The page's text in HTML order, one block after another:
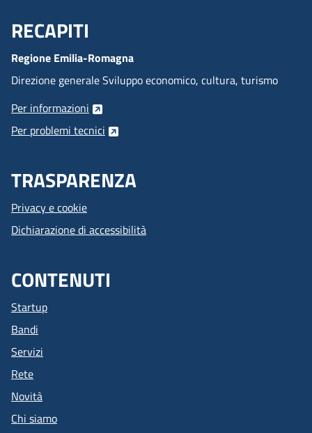
Menu Footer
RECAPITI
Regione Emilia-Romagna
Direzione generale Sviluppo economico, cultura, turismo
Per informazioni
Per problemi tecnici
TRASPARENZA
Privacy e cookie
Dichiarazione di accessibilità
CONTENUTI
Startup
Bandi
Servizi
Rete
Novità
Chi siamo